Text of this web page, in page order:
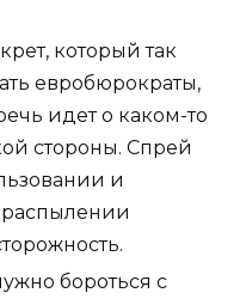
который так
евробюрократы,
идет о каком-то
стороны. Спрей
и
распылении
бороться с